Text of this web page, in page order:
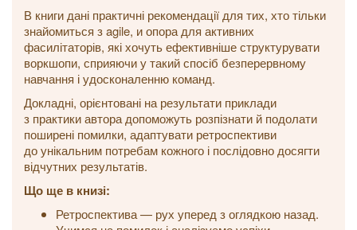
В книги дані практичні рекомендації для тих, хто тільки
знайомиться з agile, и опора для активних
фасилітаторів, які хочуть ефективніше структурувати
воркшопи, сприяючи у такий спосіб безперервному
навчання і удосконаленню команд.
Докладні, орієнтовані на результати приклади
з практики автора допоможуть розпізнати й подолати
поширені помилки, адаптувати ретроспективи
до унікальним потребам кожного і послідовно досягти
відчутних результатів.
Що ще в книзі:
Ретроспектива — рух уперед з оглядкою назад.